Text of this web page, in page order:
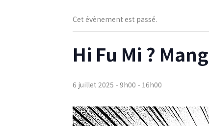
Cet évènement est passé.
Hi Fu Mi ?
6 juillet 2025 - 9h00 - 16h00